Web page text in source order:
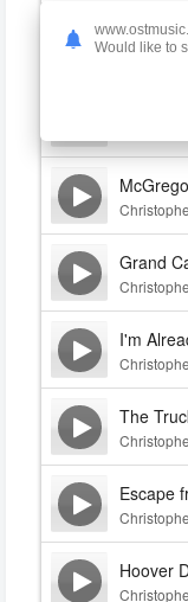
The
Grand
I'm
The
Escape
Hoover
Would like to